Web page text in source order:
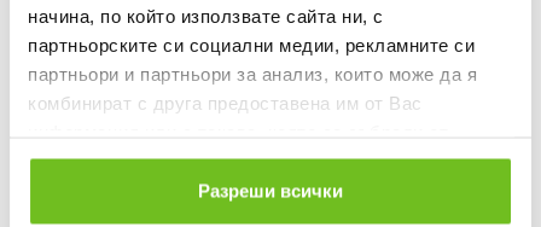
начина, по който използвате сайта ни, с
партньорските си социални медии, рекламните си
партньори и партньори за анализ, които може да я
комбинират с друга предоставена им от Вас
ползването от Ваша страна на услугите им.
Разреши всички